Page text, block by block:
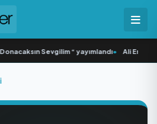
Sevgilim “ yayımlandı• Ali Emre